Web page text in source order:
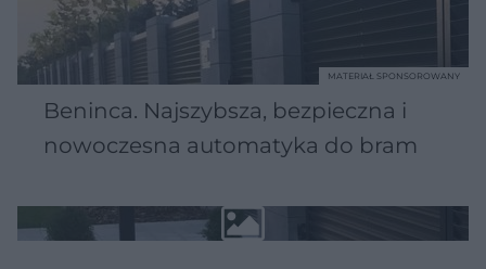
Beninca. Najszybsza, bezpieczna i
nowoczesna automatyka do bram
MATERIAŁ SPONSOROWANY